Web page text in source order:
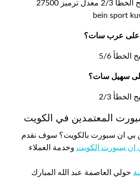
bein sport
سهيل سات؟
المعتمدين في الكويت
ان سبورت بالكويت؟ سوف نقدم
ان سبورت الكويت وخدمة العملاء
حولي العاصمة عبد الله المبارك